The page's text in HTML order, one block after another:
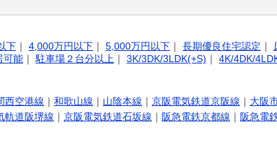
下 ｜ 4,000万円以下 ｜ 5,000万円以下 ｜ 長期優良住宅認定 ｜
可能 ｜ 駐車場２台分以上 ｜ 3K/3DK/3LDK(+S) ｜ 4K/4DK/
西空港線 ｜ 和歌山線 ｜ 山陰本線 ｜ 京阪電気鉄道京阪線 ｜ 大阪
軌道阪堺線 ｜ 京阪電気鉄道石坂線 ｜ 阪急電鉄京都線 ｜ 阪急電